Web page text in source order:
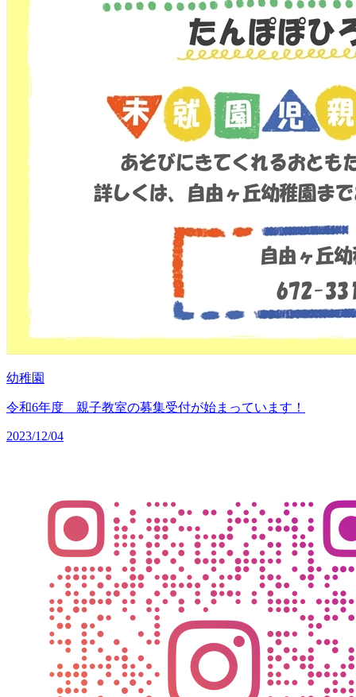
幼稚園
令和6年度 親子教室の募集受付が始まっています！
2023/12/04